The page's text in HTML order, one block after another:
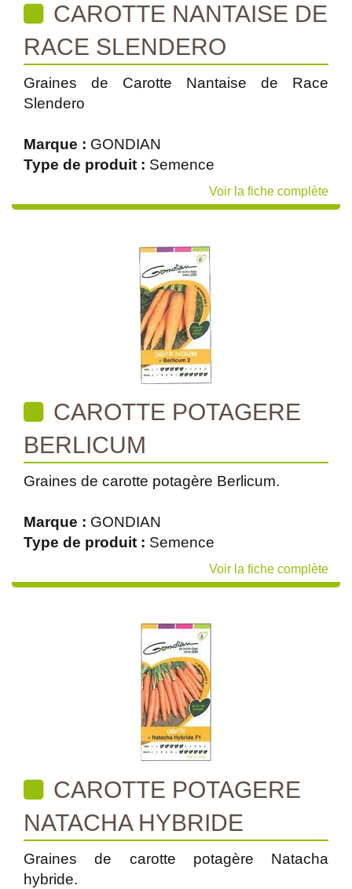
CAROTTE NANTAISE DE
RACE SLENDERO
Graines de Carotte Nantaise de Race
Slendero
Marque : GONDIAN
Type de produit : Semence
Voir la fiche complète
CAROTTE POTAGERE
BERLICUM
Graines de carotte potagère Berlicum.
Marque : GONDIAN
Type de produit : Semence
Voir la fiche complète
CAROTTE POTAGERE
NATACHA HYBRIDE
Graines de carotte potagère Natacha
hybride.